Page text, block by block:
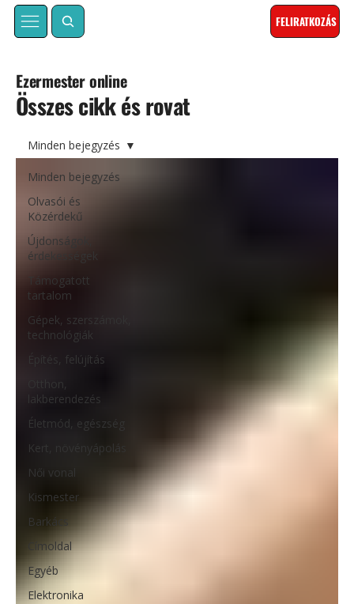
FELIRATKOZÁS
Összes cikk és rovat
Ezermester online
Minden bejegyzés
Olvasói és
Közérdekű
Újdonságok,
érdekességek
Támogatott
tartalom
Gépek, szerszámok,
technológiák
Építés, felújítás
Otthon,
lakberendezés
Életmód, egészség
Kert, növényápolás
Női vonal
Kismester
Barkács
Címoldal
Egyéb
Elektronika
Minden bejegyzés